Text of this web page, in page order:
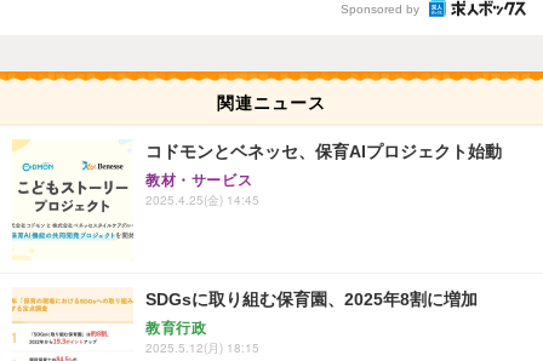
Sponsored by
関連ニュース
コドモンとベネッセ、保育AIプロジェクト始動
教材・サービス
2025.4.25(金) 14:45
SDGsに取り組む保育園、2025年8割に増加
教育行政
2025.5.12(月) 18:15